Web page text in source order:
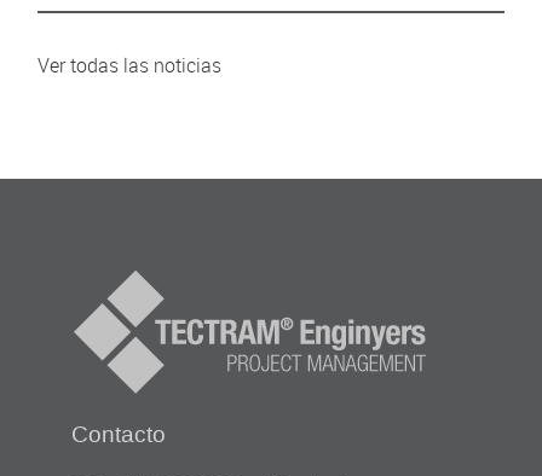
Ver todas las noticias
Contacto